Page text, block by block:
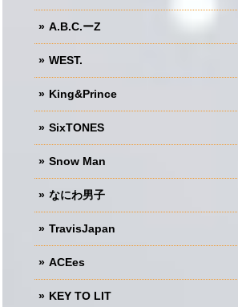
A.B.C.ーZ
WEST.
King&Prince
SixTONES
Snow Man
なにわ男子
TravisJapan
ACEes
KEY TO LIT